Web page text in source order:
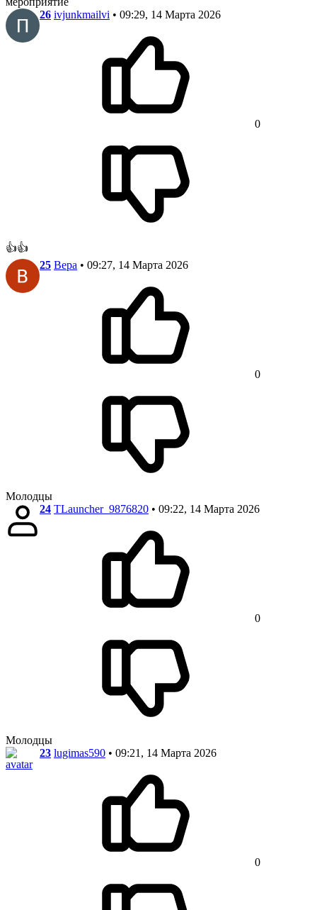
26 ivjunkmailvi • 09:29, 14 Марта 2026
0
👍👍
25 Вера • 09:27, 14 Марта 2026
0
Молодцы
24 TLauncher_9876820 • 09:22, 14 Марта 2026
0
Молодцы
23 lugimas590 • 09:21, 14 Марта 2026
0